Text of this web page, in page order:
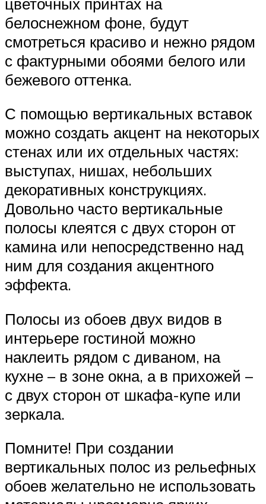
белоснежном фоне, будут
смотреться красиво и нежно рядом
с фактурными обоями белого или
бежевого оттенка.
С помощью вертикальных вставок
можно создать акцент на некоторых
стенах или их отдельных частях:
выступах, нишах, небольших
декоративных конструкциях.
Довольно часто вертикальные
полосы клеятся с двух сторон от
камина или непосредственно над
ним для создания акцентного
эффекта.
Полосы из обоев двух видов в
интерьере гостиной можно
наклеить рядом с диваном, на
кухне – в зоне окна, а в прихожей –
с двух сторон от шкафа-купе или
зеркала.
Помните! При создании
вертикальных полос из рельефных
обоев желательно не использовать